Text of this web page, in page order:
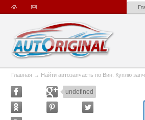
Главная → Найти автозапчасть по Вин. Куплю
undefined